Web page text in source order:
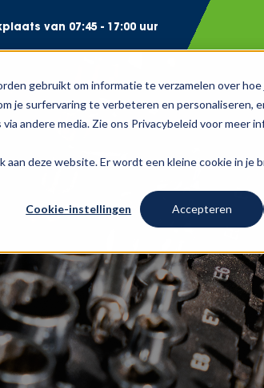
gebruikt om informatie te verzamelen over
je surfervaring te verbeteren en personaliseren,
andere media. Zie ons Privacybeleid voor meer
deze website. Er wordt een kleine cookie in je
Cookie-instellingen Accepteren
van 07:45 - 17:00 uur